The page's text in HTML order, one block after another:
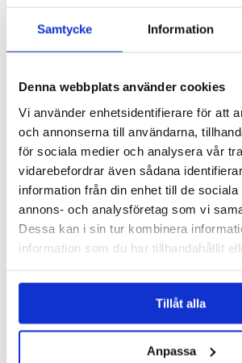
Samtycke Information
Denna webbplats använder cookies
Vi använder enhetsidentifierare för att
och annonserna till användarna,
för sociala medier och analysera vår
vidarebefordrar även sådana
information från din enhet till de sociala
annons- och analysföretag som vi
Dessa kan i sin tur kombinera
information som du har tillhandahållit
Tillåt alla
Anpassa
Kortspel Finns i snön
39 kr
KÖP